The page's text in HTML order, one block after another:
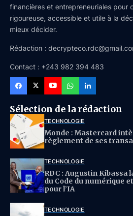
financières et entrepreneuriales pour
rigoureuse, accessible et utile à la
mieux décider.
Rédaction :
Contact : +243 982 394 483
Sélection de la rédaction
TECHNOLOGIE
Monde : Mastercard
règlement de ses
TECHNOLOGIE
RDC : Augustin Kibassa
du Code du numérique
pour l’IA
TECHNOLOGIE